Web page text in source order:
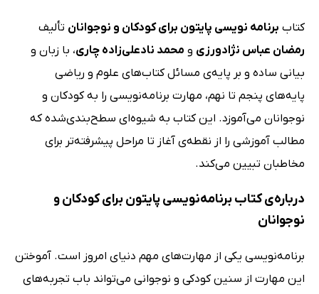
کتاب برنامه‌ نویسی پایتون برای کودکان و نوجوانان تألیف
رمضان عباس نژادورزی و محمد نادعلی‌زاده چاری، با زبان و
بیانی ساده و بر پایه‌ی مسائل کتاب‌های علوم و ریاضی
پایه‌های پنجم تا نهم، مهارت برنامه‌نویسی را به کودکان و
نوجوانان می‌آموزد. این کتاب به شیوه‌ای سطح‌بندی‌شده که
مطالب آموزشی را از نقطه‌ی آغاز تا مراحل پیشرفته‌تر برای
مخاطبان تبیین می‌کند.
درباره‌ی کتاب برنامه‌نویسی پایتون برای کودکان و
نوجوانان
برنامه‌نویسی یکی از مهارت‌های مهم دنیای امروز است. آموختن
این مهارت از سنین کودکی و نوجوانی می‌تواند باب تجربه‌های